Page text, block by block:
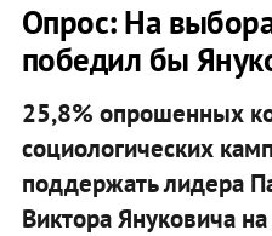
Опрос: На
победил бы
25,8% опрошенных
социологических
поддержать лидера
Виктора Януковича